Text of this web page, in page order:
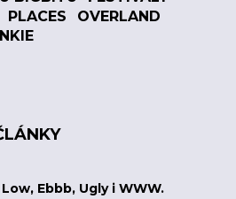
PLACES
OVERLAND
Ebbb, Ugly i WWW.